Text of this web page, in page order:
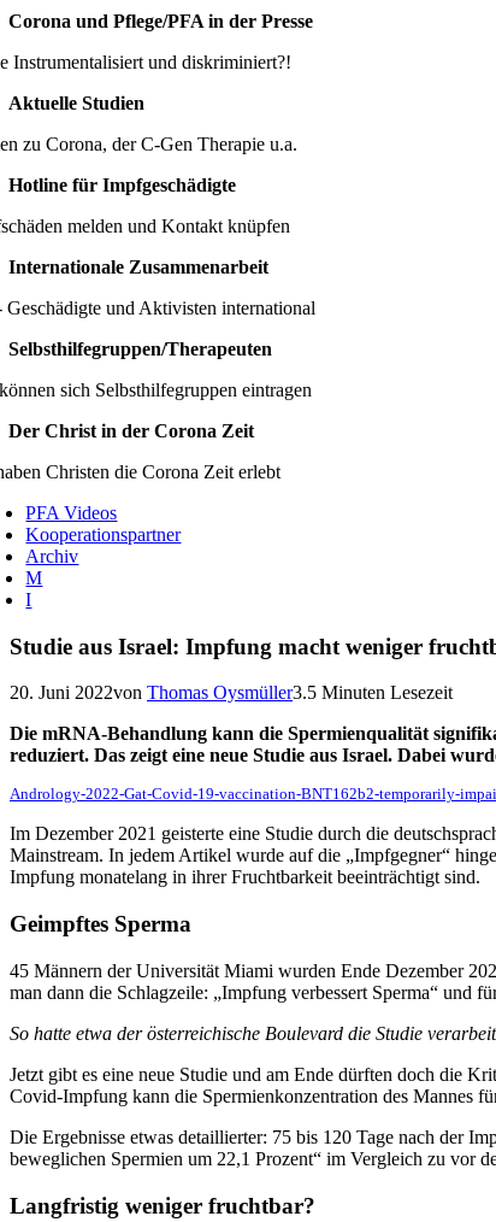
Corona und Pflege/PFA in der Presse
Instrumentalisiert und diskriminiert?!
Aktuelle Studien
zu Corona, der C-Gen Therapie u.a.
Hotline für Impfgeschädigte
melden und Kontakt knüpfen
Internationale Zusammenarbeit
Geschädigte und Aktivisten international
Selbsthilfegruppen/Therapeuten
sich Selbsthilfegruppen eintragen
Der Christ in der Corona Zeit
Christen die Corona Zeit erlebt
PFA Videos
Kooperationspartner
Archiv
M
I
Studie aus Israel: Impfung macht weniger
20. Juni 2022von Thomas Oysmüller3.5 Minuten Lesezeit
Die mRNA-Behandlung kann die Spermienqualität
reduziert. Das zeigt eine neue Studie aus Israel. Dabei
Andrology-2022-Gat-Covid‐19-vaccination-BNT162b2-temporarily-
Im Dezember 2021 geisterte eine Studie durch die
Mainstream. In jedem Artikel wurde auf die „Impfgegner“
Impfung monatelang in ihrer Fruchtbarkeit beeinträchtigt sind.
Geimpftes Sperma
45 Männern der Universität Miami wurden Ende Dezember
man dann die Schlagzeile: „Impfung verbessert Sperma“ und
So hatte etwa der österreichische Boulevard die Studie
Jetzt gibt es eine neue Studie und am Ende dürften doch die
Covid-Impfung kann die Spermienkonzentration des Mannes
Die Ergebnisse etwas detaillierter: 75 bis 120 Tage nach der
beweglichen Spermien um 22,1 Prozent“ im Vergleich zu vor
Langfristig weniger fruchtbar?